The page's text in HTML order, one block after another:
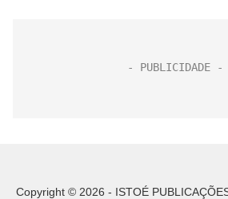
Copyright © 2026 - ISTOÉ